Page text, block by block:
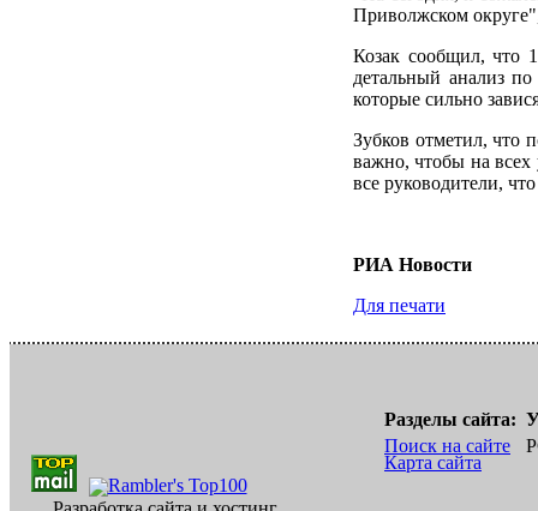
Приволжском
Козак сообщил, что
детальный анализ
которые сильно
Зубков отметил, что
важно, чтобы на
все руководители,
РИА Новости
Для печати
Разделы сайта:
Поиск на сайте
Карта сайта